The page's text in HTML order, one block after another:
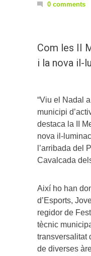
0 comments
Com les II
i la nova il-
“Viu el Nadal
municipi
destaca la II
nova il-
l’arribada del
Cavalcada
Així ho han
d’Esports,
regidor de
tècnic
transversalitat
de diverses